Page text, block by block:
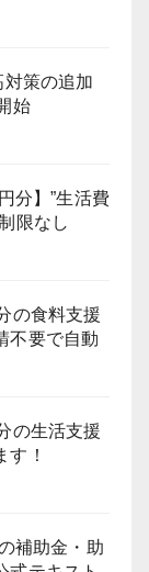
対策の追加
始
分】”生活費
限なし
の食料支援
不要で自動
の生活支援
す！
補助金・助